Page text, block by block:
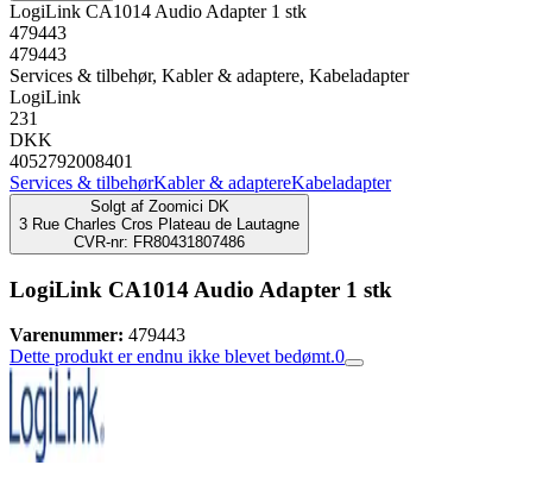
LogiLink CA1014 Audio Adapter 1 stk
479443
479443
Services & tilbehør, Kabler & adaptere, Kabeladapter
LogiLink
231
DKK
4052792008401
Services & tilbehørKabler & adaptereKabeladapter
Solgt af Zoomici DK
3 Rue Charles Cros Plateau de Lautagne
CVR-nr: FR80431807486
LogiLink CA1014 Audio Adapter 1 stk
Varenummer: 479443
Dette produkt er endnu ikke blevet bedømt.0